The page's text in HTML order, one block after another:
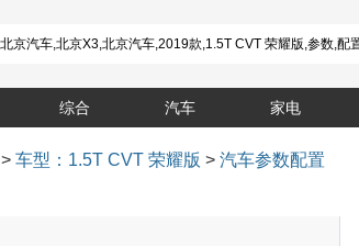
综合 汽车 家电
>车型：1.5T CVT 荣耀版 >汽车参数配置